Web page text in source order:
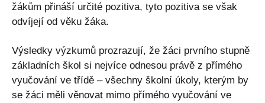
žákům přináší určité pozitiva, tyto pozitiva se však
odvíjejí od věku žáka.
Výsledky výzkumů prozrazují, že žáci prvního stupně
základních škol si nejvíce odnesou právě z přímého
vyučování ve třídě – všechny školní úkoly, kterým by
se žáci měli věnovat mimo přímého vyučování ve